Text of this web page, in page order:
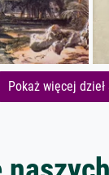
Pokaż więcej